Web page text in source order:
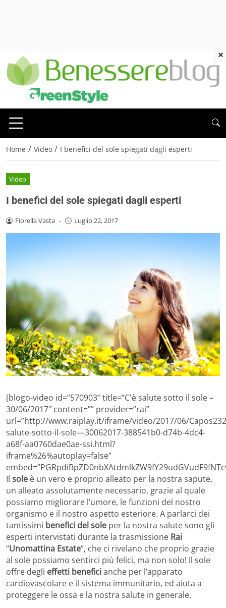
Home / Video / I benefici del sole spiegati dagli esperti
Video
I benefici del sole spiegati dagli esperti
Fiorella Vasta - Luglio 22, 2017
[blogo-video id=”570903″ title=”C'è salute sotto il sole –
30/06/2017″ content=”” provider=”rai”
url=”http://www.raiplay.it/iframe/video/2017/06/
salute-sotto-il-sole—30062017-388541b0-d74b-4dc4-
a68f-aa0760dae0ae-ssi.html?
iframe%26%autoplay=false”
Il sole è un vero e proprio alleato per la nostra sapute,
un alleato assolutamente necessario, grazie al quale
possiamo migliorare l’umore, le funzioni del nostro
organismo e il nostro aspetto esteriore. A parlarci dei
tantissimi benefici del sole per la nostra salute sono gli
esperti intervistati durante la trasmissione Rai
“Unomattina Estate“, che ci rivelano che proprio grazie
al sole possiamo sentirci più felici, ma non solo! Il sole
offre degli effetti beneficianche per l’apparato
cardiovascolare e il sistema immunitario, ed aiuta a
proteggere le ossa e la nostra salute in generale.
×